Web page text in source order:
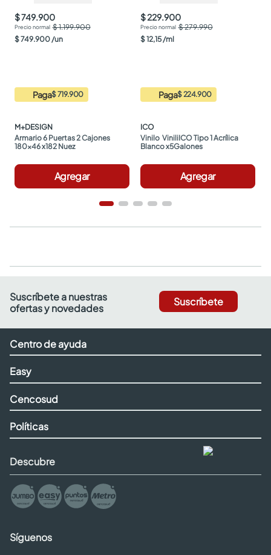
$ 749.900
$ 1.199.900
$749.900 /un
Paga$ 719.900
M+DESIGN
Armario 6 Puertas 2 Cajones
180x46 x182 Nuez
Agregar
$ 229.900
$ 279.990
$12,15 /ml
Paga$ 224.900
ICO
Vinilo  ViniliICO Tipo 1 Acrílica
Blanco x5Galones
Agregar
Suscríbete a nuestras
ofertas y novedades
Suscríbete
Centro de ayuda
Easy
Cencosud
Políticas
Descubre
Síguenos